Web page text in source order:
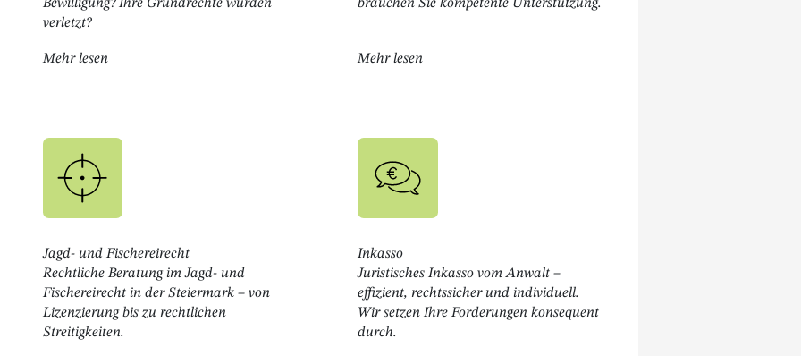
Bewilligung? Ihre Grundrechte wurden
verletzt?
Mehr lesenÖffnet " Verwaltungsrecht "
brauchen Sie kompetente Unterstützung.
Mehr lesenÖffnet " Immobilienrecht "
Jagd- und Fischereirecht
Rechtliche Beratung im Jagd- und
Fischereirecht in der Steiermark – von
Lizenzierung bis zu rechtlichen
Streitigkeiten.
Inkasso
Juristisches Inkasso vom Anwalt –
effizient, rechtssicher und individuell.
Wir setzen Ihre Forderungen konsequent
durch.